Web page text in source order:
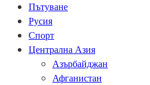
Пътуване
Русия
Спорт
Централна Азия
Азърбайджан
Афганистан